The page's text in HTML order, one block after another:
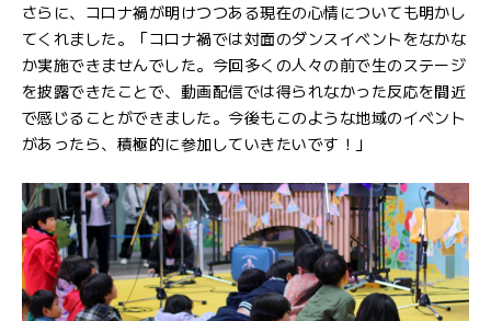
さらに、コロナ禍が明けつつある現在の心情についても明かし
てくれました。「コロナ禍では対面のダンスイベントをなかな
か実施できませんでした。今回多くの人々の前で生のステージ
を披露できたことで、動画配信では得られなかった反応を間近
で感じることができました。今後もこのような地域のイベント
があったら、積極的に参加していきたいです！」